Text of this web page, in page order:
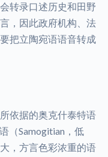
转录口述历史和田野
，因此政府机构、法
把立陶宛语语音转成
依据的奥克什泰特语
（Samogitian，低
，方言色彩浓重的语